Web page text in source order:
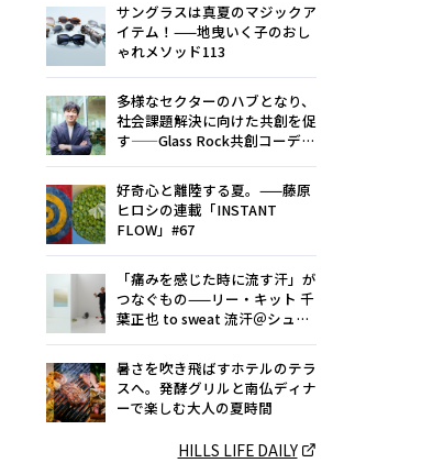
サングラスは真夏のマジックア
イテム！——地曳いく子のおし
ゃれメソッド113
多様なセクターのハブとなり、
社会課題解決に向けた共創を促
す——Glass Rock共創コーディ
好奇心と離陸する夏。——藤原
ヒロシの連載「INSTANT
FLOW」#67
「痛みを感じた時に流す汗」が
つなぐもの——リー・キット 千
葉正也 to sweat 流汗＠シュウ
暑さを吹き飛ばすホテルのテラ
スへ。発酵グリルと南仏ディナ
ーで楽しむ大人の夏時間
HILLS LIFE DAILY